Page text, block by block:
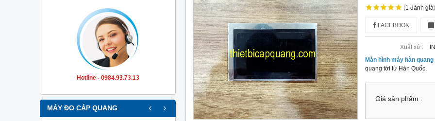
Hotline - 0984.93.73.13
MÁY ĐO CÁP QUANG ‹ ›
(1đánh giá)
FACEBOOK
Xuất xứ :
Màn hình máy hàn quang
quang tới từ Hàn Quốc.
Giá sản phẩm :